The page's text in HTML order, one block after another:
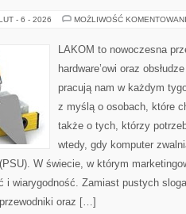
- 6 - 2026 MOŻLIWOŚĆ
LAKOM to nowoczesna
hardware’owi oraz
pracują nam w każdym
z myślą o osobach, które
także o tych, którzy
wtedy, gdy komputer
W świecie, w którym
i wiarygodność. Zamiast pustych
oraz […]